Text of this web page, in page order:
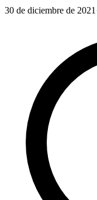
30 de diciembre de 2021